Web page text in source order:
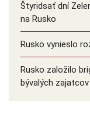
Štyridsať dní
na Rusko
Rusko vynieslo
Rusko založilo
bývalých zajatcov